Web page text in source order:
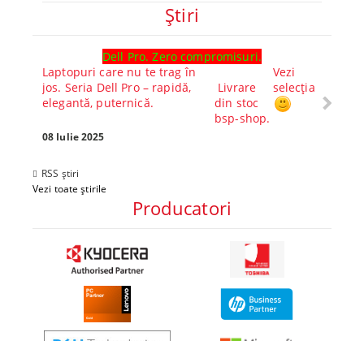
Ştiri
Dell Pro. Zero compromisuri.
Laptopuri care nu te trag în
jos. Seria Dell Pro – rapidă,
elegantă, puternică.
Livrare
din stoc
bsp-shop.
Vezi
selecția
08 Iulie 2025
RSS știri
Vezi toate știrile
Producatori